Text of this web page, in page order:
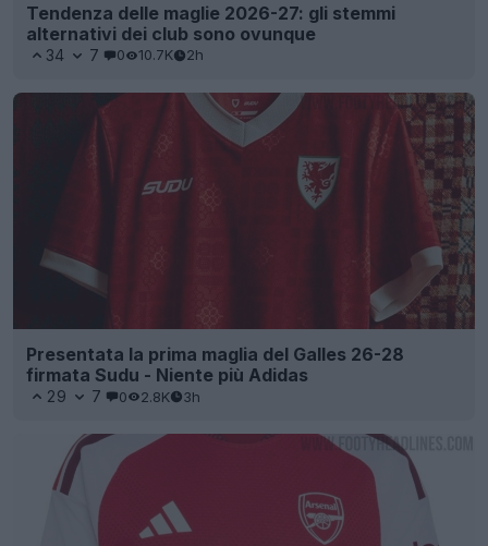
Tendenza delle maglie 2026-27: gli stemmi
alternativi dei club sono ovunque
34 7 0 10.7K 2h
Presentata la prima maglia del Galles 26-28
firmata Sudu - Niente più Adidas
29 7 0 2.8K 3h